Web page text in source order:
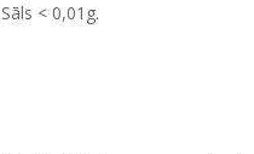
Sāls < 0,01g.